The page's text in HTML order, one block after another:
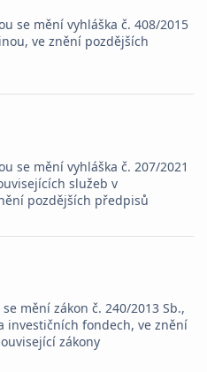
se mění vyhláška č. 408/2015
ve znění pozdějších
se mění vyhláška č. 207/2021
služeb v
pozdějších předpisů
mění zákon č. 240/2013 Sb.,
investičních fondech, ve znění
zákony